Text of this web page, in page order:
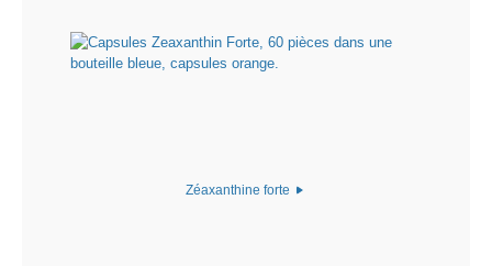
Zéaxanthine forte